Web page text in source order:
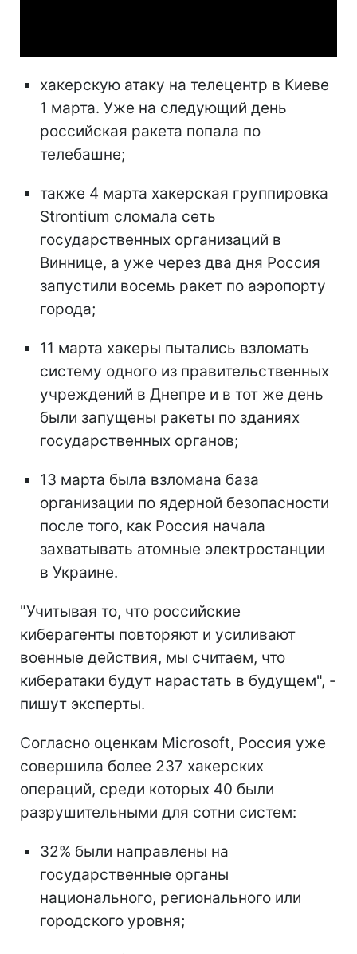
хакерскую атаку на телецентр в Киеве
1 марта. Уже на следующий день
российская ракета попала по
телебашне;
также 4 марта хакерская группировка
Strontium сломала сеть
государственных организаций в
Виннице, а уже через два дня Россия
запустили восемь ракет по аэропорту
города;
11 марта хакеры пытались взломать
систему одного из правительственных
учреждений в Днепре и в тот же день
были запущены ракеты по зданиях
государственных органов;
13 марта была взломана база
организации по ядерной безопасности
после того, как Россия начала
захватывать атомные электростанции
в Украине.
"Учитывая то, что российские
киберагенты повторяют и усиливают
военные действия, мы считаем, что
кибератаки будут нарастать в будущем", -
пишут эксперты.
Согласно оценкам Microsoft, Россия уже
совершила более 237 хакерских
операций, среди которых 40 были
разрушительными для сотни систем:
32% были направлены на
государственные органы
национального, регионального или
городского уровня;